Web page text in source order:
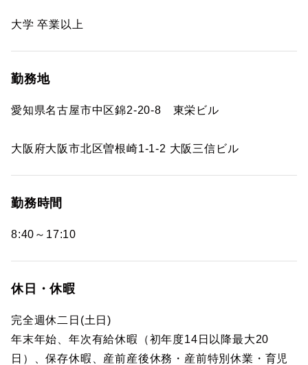
大学 卒業以上
勤務地
愛知県名古屋市中区錦2-20-8 東栄ビル
大阪府大阪市北区曽根崎1-1-2 大阪三信ビル
勤務時間
8:40～17:10
休日・休暇
完全週休二日(土日)
年末年始、年次有給休暇（初年度14日以降最大20
日）、保存休暇、産前産後休務・産前特別休業・育児